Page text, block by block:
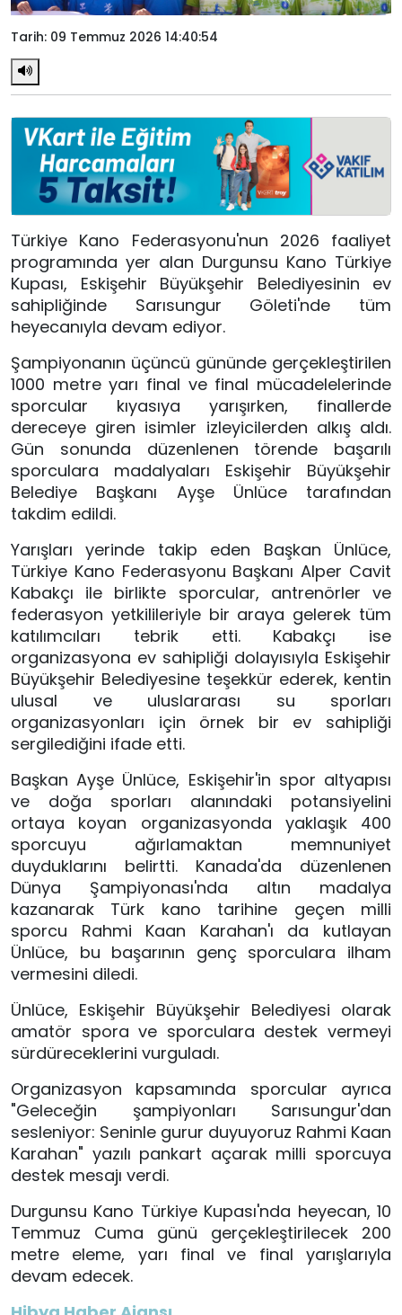
Tarih: 09 Temmuz 2026 14:40:54
Türkiye Kano Federasyonu'nun 2026 faaliyet
programında yer alan Durgunsu Kano Türkiye
Kupası, Eskişehir Büyükşehir Belediyesinin ev
sahipliğinde Sarısungur Göleti'nde tüm
heyecanıyla devam ediyor.
Şampiyonanın üçüncü gününde gerçekleştirilen
1000 metre yarı final ve final mücadelelerinde
sporcular kıyasıya yarışırken, finallerde
dereceye giren isimler izleyicilerden alkış aldı.
Gün sonunda düzenlenen törende başarılı
sporculara madalyaları Eskişehir Büyükşehir
Belediye Başkanı Ayşe Ünlüce tarafından
takdim edildi.
Yarışları yerinde takip eden Başkan Ünlüce,
Türkiye Kano Federasyonu Başkanı Alper Cavit
Kabakçı ile birlikte sporcular, antrenörler ve
federasyon yetkilileriyle bir araya gelerek tüm
katılımcıları tebrik etti. Kabakçı ise
organizasyona ev sahipliği dolayısıyla Eskişehir
Büyükşehir Belediyesine teşekkür ederek, kentin
ulusal ve uluslararası su sporları
organizasyonları için örnek bir ev sahipliği
sergilediğini ifade etti.
Başkan Ayşe Ünlüce, Eskişehir'in spor altyapısı
ve doğa sporları alanındaki potansiyelini
ortaya koyan organizasyonda yaklaşık 400
sporcuyu ağırlamaktan memnuniyet
duyduklarını belirtti. Kanada'da düzenlenen
Dünya Şampiyonası'nda altın madalya
kazanarak Türk kano tarihine geçen milli
sporcu Rahmi Kaan Karahan'ı da kutlayan
Ünlüce, bu başarının genç sporculara ilham
vermesini diledi.
Ünlüce, Eskişehir Büyükşehir Belediyesi olarak
amatör spora ve sporculara destek vermeyi
sürdüreceklerini vurguladı.
Organizasyon kapsamında sporcular ayrıca
"Geleceğin şampiyonları Sarısungur'dan
sesleniyor: Seninle gurur duyuyoruz Rahmi Kaan
Karahan" yazılı pankart açarak milli sporcuya
destek mesajı verdi.
Durgunsu Kano Türkiye Kupası'nda heyecan, 10
Temmuz Cuma günü gerçekleştirilecek 200
metre eleme, yarı final ve final yarışlarıyla
devam edecek.